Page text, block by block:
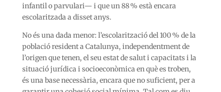
infantil o parvulari— i que un 88 % està encara
escolaritzada a disset anys.
No és una dada menor: l’escolarització del 100 % de la
població resident a Catalunya, independentment de
l’origen que tenen, el seu estat de salut i capacitats i la
situació jurídica i socioeconòmica en què es troben,
és una base necessària, encara que no suficient, per a